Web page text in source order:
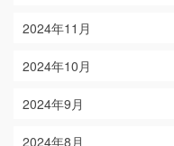
2024年11月
2024年10月
2024年9月
2024年8月